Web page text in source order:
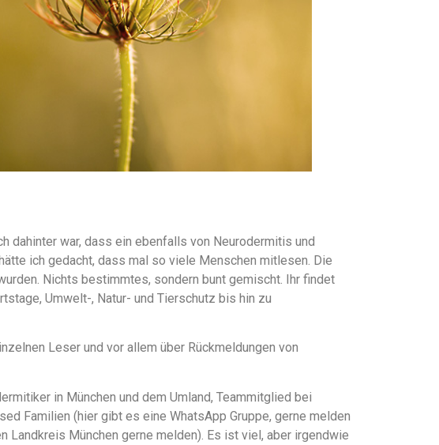
dahinter war, dass ein ebenfalls von Neurodermitis und
ich gedacht, dass mal so viele Menschen mitlesen. Die
Nichts bestimmtes, sondern bunt gemischt. Ihr findet
Umwelt-, Natur- und Tierschutz bis hin zu
Leser und vor allem über Rückmeldungen von
in München und dem Umland, Teammitglied bei
Familien (hier gibt es eine WhatsApp Gruppe, gerne melden
München gerne melden). Es ist viel, aber irgendwie